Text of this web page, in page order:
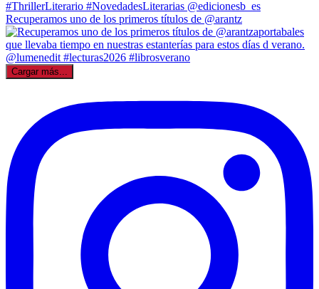
Recuperamos uno de los primeros títulos de @arantz
Cargar más...